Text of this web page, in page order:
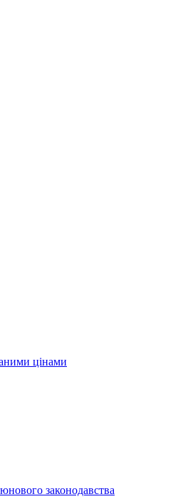
цінами
законодавства